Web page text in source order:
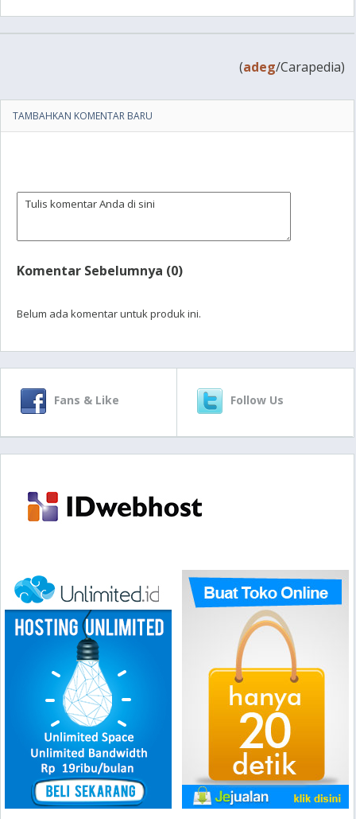
(adeg/Carapedia)
TAMBAHKAN KOMENTAR BARU
Komentar Sebelumnya (0)
Belum ada komentar untuk produk ini.
Fans & Like Follow Us